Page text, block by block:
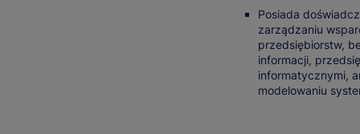
Posiada
zarządzaniu
przedsiębiorstw,
informacji,
informatycznymi,
modelowaniu